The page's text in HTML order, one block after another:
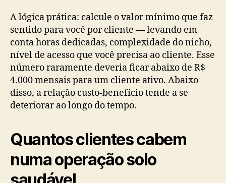
A lógica prática: calcule o valor mínimo que faz
sentido para você por cliente — levando em
conta horas dedicadas, complexidade do nicho,
nível de acesso que você precisa ao cliente. Esse
número raramente deveria ficar abaixo de R$
4.000 mensais para um cliente ativo. Abaixo
disso, a relação custo-benefício tende a se
deteriorar ao longo do tempo.
Quantos clientes cabem
numa operação solo